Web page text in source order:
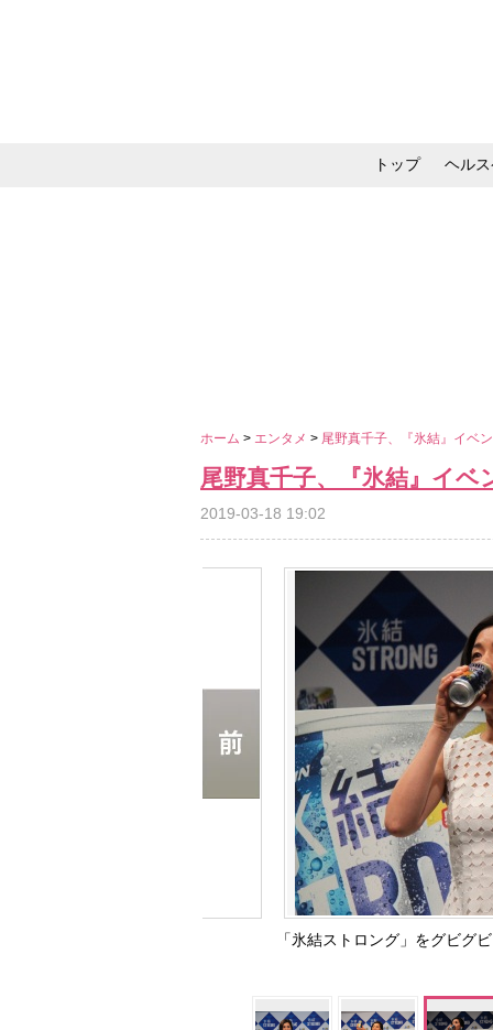
トップ ヘル
ホーム > エンタメ > 尾野真千子、『氷結』イベ
尾野真千子、『氷結』イ
2019-03-18 19:02
「氷結ストロング」をグビグ